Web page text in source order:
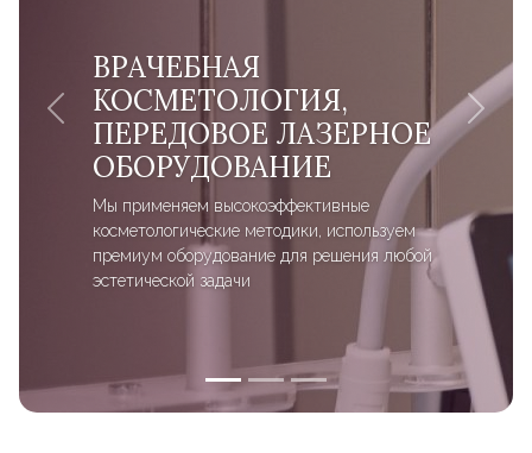
ВРАЧЕБНАЯ
КОСМЕТОЛОГИЯ,
ПЕРЕДОВОЕ ЛАЗЕРНОЕ
ОБОРУДОВАНИЕ
Мы применяем высокоэффективные
косметологические методики, используем
премиум оборудование для решения любой
эстетической задачи
Previous Next